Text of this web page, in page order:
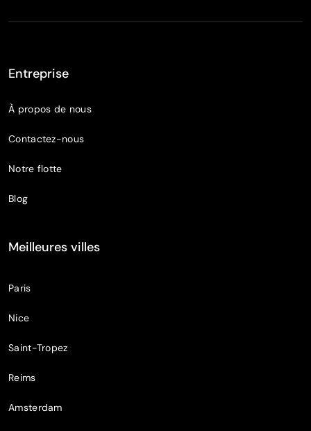
Entreprise
À propos de nous
Contactez-nous
Notre flotte
Blog
Meilleures villes
Paris
Nice
Saint-Tropez
Reims
Amsterdam